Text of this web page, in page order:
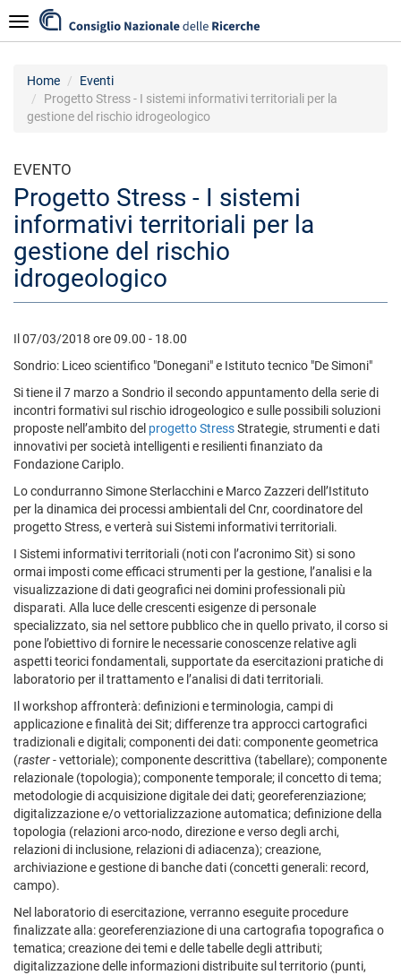
al
contenuto
Navigazione
Home
Eventi
Progetto Stress - I sistemi informativi territoriali per la
gestione del rischio idrogeologico
EVENTO
Progetto Stress - I sistemi
informativi territoriali per la
gestione del rischio
idrogeologico
Il 07/03/2018 ore 09.00 - 18.00
Sondrio: Liceo scientifico "Donegani" e Istituto tecnico "De Simoni"
Si tiene il 7 marzo a Sondrio il secondo appuntamento della serie di
incontri formativi sul rischio idrogeologico e sulle possibili soluzioni
proposte nell’ambito del progetto StressStrategie, strumenti e dati
innovativi per società intelligenti e resilienti finanziato da
Fondazione Cariplo.
Lo condurranno Simone Sterlacchini e Marco Zazzeri dell’Istituto
per la dinamica dei processi ambientali del Cnr, coordinatore del
progetto Stress, e verterà sui Sistemi informativi territoriali.
I Sistemi informativi territoriali (noti con l’acronimo Sit) si sono
ormai imposti come efficaci strumenti per la gestione, l’analisi e la
visualizzazione di dati geografici nei domini professionali più
disparati. Alla luce delle crescenti esigenze di personale
specializzato, sia nel settore pubblico che in quello privato, il corso si
pone l’obiettivo di fornire le necessarie conoscenze relative agli
aspetti teorici fondamentali, supportate da esercitazioni pratiche di
laboratorio per il trattamento e l’analisi di dati territoriali.
Il workshop affronterà: definizioni e terminologia, campi di
applicazione e finalità dei Sit; differenze tra approcci cartografici
tradizionali e digitali; componenti dei dati: componente geometrica
(raster- vettoriale); componente descrittiva (tabellare); componente
relazionale (topologia); componente temporale; il concetto di tema;
metodologie di acquisizione digitale dei dati; georeferenziazione;
digitalizzazione e/o vettorializzazione automatica; definizione della
topologia (relazioni arco-nodo, direzione e verso degli archi,
relazioni di inclusione, relazioni di adiacenza); creazione,
archiviazione e gestione di banche dati (concetti generali: record,
campo).
Nel laboratorio di esercitazione, verranno eseguite procedure
finalizzate alla: georeferenziazione di una cartografia topografica o
tematica; creazione dei temi e delle tabelle degli attributi;
digitalizzazione delle informazioni distribuite sul territorio (punti,